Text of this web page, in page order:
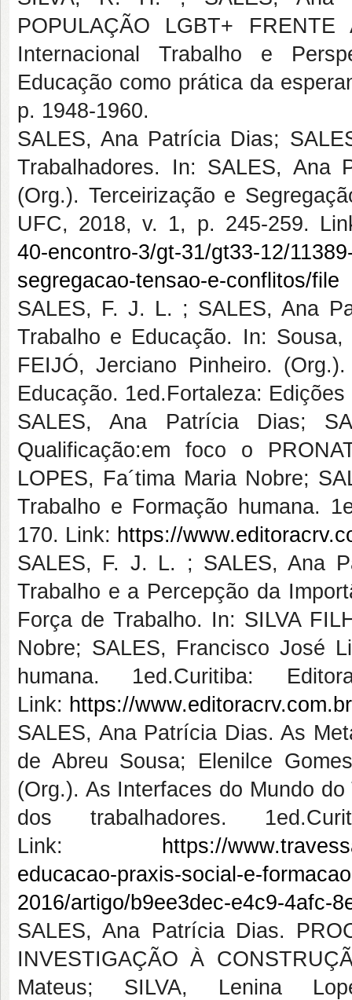
POPULAÇÃO LGBT+
Internacional Trabalho e
Educação como prática da
p. 1948-1960.
SALES, Ana Patrícia Dias;
Trabalhadores. In: SALES, Ana
(Org.). Terceirização e
UFC, 2018, v. 1, p. 245-259.
40-encontro-3/gt-31/gt33-12/
segregacao-tensao-e-conflitos/file
SALES, F. J. L. ; SALES, Ana
Trabalho e Educação. In:
FEIJÓ, Jerciano Pinheiro.
Educação. 1ed.Fortaleza:
SALES, Ana Patrícia Dias;
Qualificação:em foco o
LOPES, Fa´tima Maria Nobre;
Trabalho e Formação humana.
170. Link: https://
SALES, F. J. L. ; SALES, Ana
Trabalho e a Percepção da
Força de Trabalho. In: SILVA
Nobre; SALES, Francisco José
humana. 1ed.Curitiba:
Link: https://
SALES, Ana Patrícia Dias. As
de Abreu Sousa; Elenilce
(Org.). As Interfaces do Mundo
dos trabalhadores.
Link:
https://
educacao-praxis-social-e-
2016/artigo/b9ee3dec-e4c9-4afc-
SALES, Ana Patrícia Dias.
INVESTIGAÇÃO À
Mateus; SILVA, Lenina